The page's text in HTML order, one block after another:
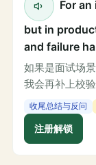
For
but in
and failure
如果是面试场
我会再补上校
收尾总结与反问
注册解锁